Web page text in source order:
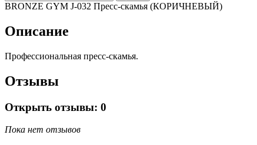
BRONZE GYM J-032 Пресс-скамья (КОРИЧНЕВЫЙ)
Описание
Профессиональная пресс-скамья.
Отзывы
Открыть отзывы: 0
Пока нет отзывов